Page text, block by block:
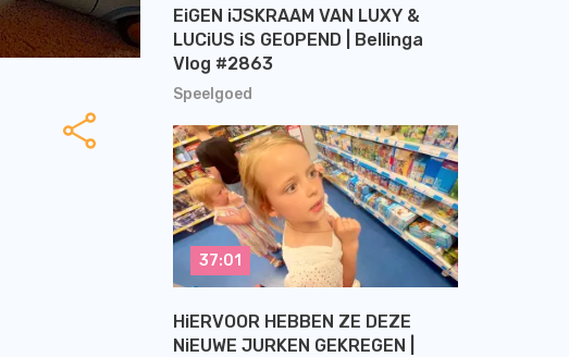
Speelgoed
EiGEN iJSKRAAM VAN LUXY &
LUCiUS iS GEOPEND | Bellinga
Vlog #2863
HiERVOOR HEBBEN ZE DEZE
NiEUWE JURKEN GEKREGEN |
37:01